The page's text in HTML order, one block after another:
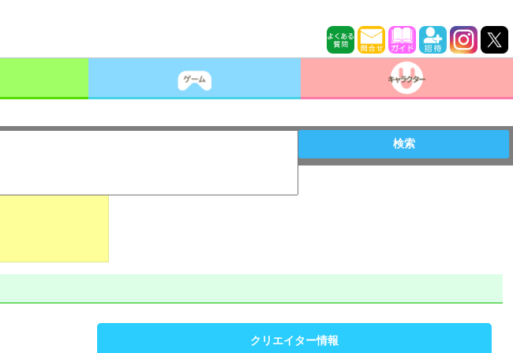
検索
クリエイター情報